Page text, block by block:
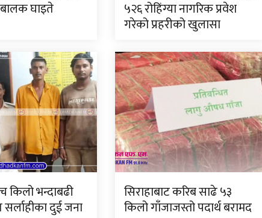
बालक घाइते ५२६ रोहिंग्या नागरिक प्रवेश
गरेको प्रहरीको खुलासा
किलो भन्दाबढी
दुई जना
सिराहाबाट करिब साढे ५३
किलो गाँजाजस्तो पदार्थ बरामद